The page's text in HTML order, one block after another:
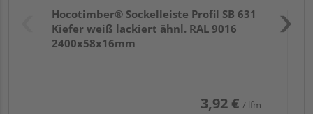
Hocotimber® Sockelleiste Profil SB 631
Kiefer weiß lackiert ähnl. RAL 9016
2400x58x16mm
3,92 € / lfm